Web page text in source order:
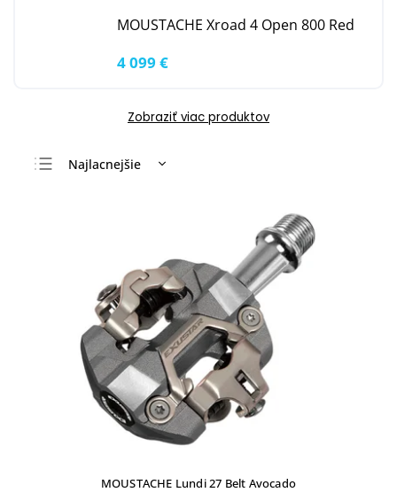
MOUSTACHE Xroad 4 Open 800 Red
4 099 €
Zobraziť viac produktov
Najlacnejšie
MOUSTACHE Lundi 27 Belt Avocado